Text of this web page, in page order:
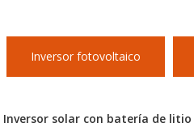
Inversor fotovoltaico
Inversor solar con batería de litio